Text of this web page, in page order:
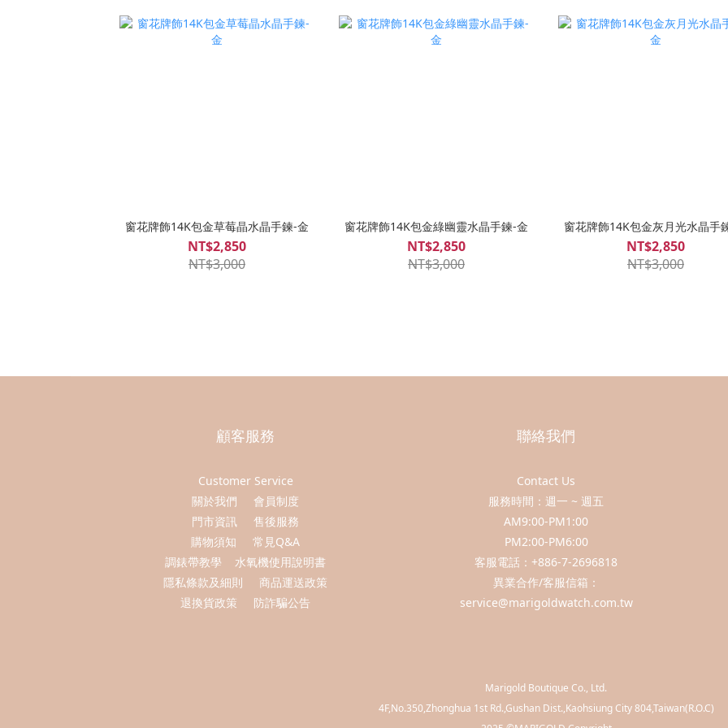
窗花牌飾14K包金草莓晶水晶手鍊-金
NT$2,850
NT$3,000
窗花牌飾14K包金綠幽靈水晶手鍊-金
NT$2,850
NT$3,000
窗花牌飾14K包金灰月光水晶手
NT$2,850
NT$3,000
顧客服務
Customer Service
關於我們
會員制度
門市資訊
售後服務
購物須知
常見Q&A
調錶帶教學
水氧機使用說明書
隱私條款及細則
商品運送政策
退換貨政策
防詐騙公告
聯絡我們
Contact Us
服務時間：週一 ~ 週五
AM9:00-PM1:00
PM2:00-PM6:00
客服電話：+886-7-2696818
異業合作/客服信箱：
service@marigoldwatch.com.tw
Marigold Boutique Co., Ltd.
​4F,No.350,Zhonghua 1st Rd.,Gushan Dist.,Kaohsiung City 804,Taiwan(R.O.C)